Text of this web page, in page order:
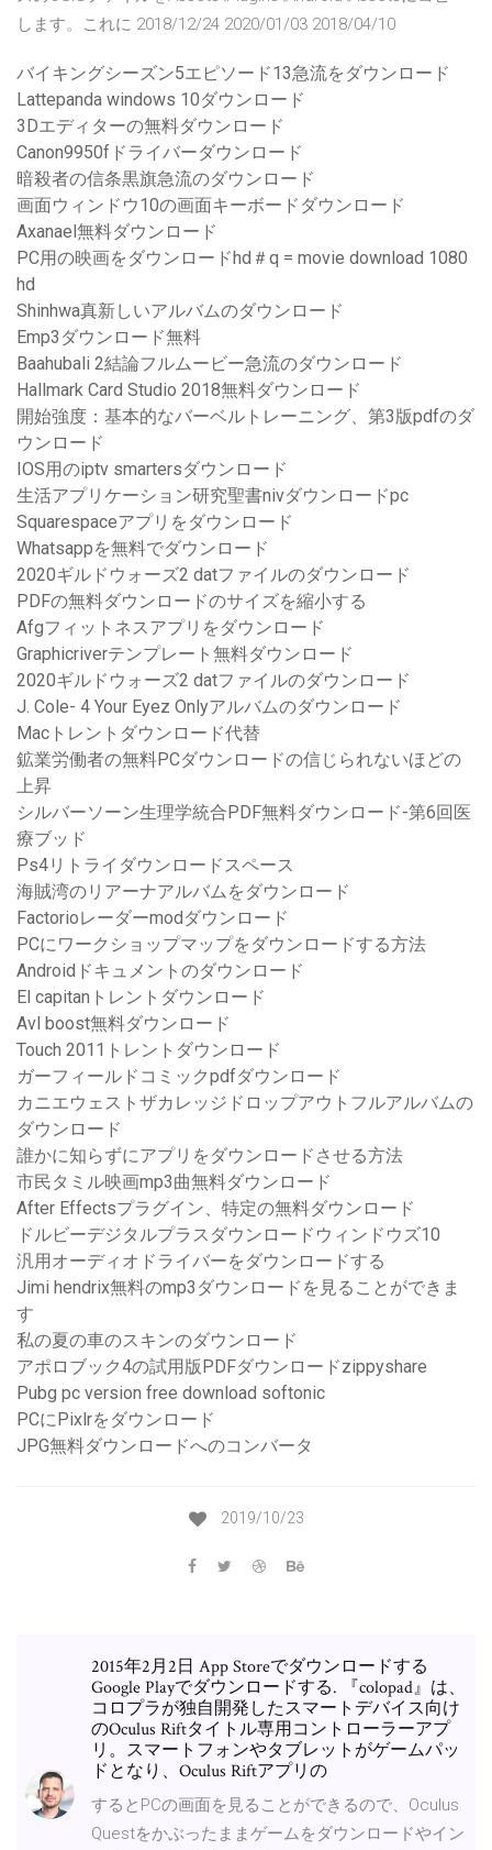
します。これに 2018/12/24 2020/01/03 2018/04/10
バイキングシーズン5エピソード13急流をダウンロード
Lattepanda windows 10ダウンロード
3Dエディターの無料ダウンロード
Canon9950fドライバーダウンロード
暗殺者の信条黒旗急流のダウンロード
画面ウィンドウ10の画面キーボードダウンロード
Axanael無料ダウンロード
PC用の映画をダウンロードhd＃q = movie download 1080
hd
Shinhwa真新しいアルバムのダウンロード
Emp3ダウンロード無料
Baahubali 2結論フルムービー急流のダウンロード
Hallmark Card Studio 2018無料ダウンロード
開始強度：基本的なバーベルトレーニング、第3版pdfのダ
ウンロード
IOS用のiptv smartersダウンロード
生活アプリケーション研究聖書nivダウンロードpc
Squarespaceアプリをダウンロード
Whatsappを無料でダウンロード
2020ギルドウォーズ2 datファイルのダウンロード
PDFの無料ダウンロードのサイズを縮小する
Afgフィットネスアプリをダウンロード
Graphicriverテンプレート無料ダウンロード
2020ギルドウォーズ2 datファイルのダウンロード
J. Cole- 4 Your Eyez Onlyアルバムのダウンロード
Macトレントダウンロード代替
鉱業労働者の無料PCダウンロードの信じられないほどの
上昇
シルバーソーン生理学統合PDF無料ダウンロード-第6回医
療ブッド
Ps4リトライダウンロードスペース
海賊湾のリアーナアルバムをダウンロード
Factorioレーダーmodダウンロード
PCにワークショップマップをダウンロードする方法
Androidドキュメントのダウンロード
El capitanトレントダウンロード
Avl boost無料ダウンロード
Touch 2011トレントダウンロード
ガーフィールドコミックpdfダウンロード
カニエウェストザカレッジドロップアウトフルアルバムの
ダウンロード
誰かに知らずにアプリをダウンロードさせる方法
市民タミル映画mp3曲無料ダウンロード
After Effectsプラグイン、特定の無料ダウンロード
ドルビーデジタルプラスダウンロードウィンドウズ10
汎用オーディオドライバーをダウンロードする
Jimi hendrix無料のmp3ダウンロードを見ることができま
す
私の夏の車のスキンのダウンロード
アポロブック4の試用版PDFダウンロードzippyshare
Pubg pc version free download softonic
PCにPixlrをダウンロード
JPG無料ダウンロードへのコンバータ
2019/10/23
2015年2月2日 App Storeでダウンロードする
Google Playでダウンロードする. 『colopad』は、
コロプラが独自開発したスマートデバイス向け
のOculus Riftタイトル専用コントローラーアプ
リ。スマートフォンやタブレットがゲームパッ
ドとなり、Oculus Riftアプリの
するとPCの画面を見ることができるので、Oculus
Questをかぶったままゲームをダウンロードやイン